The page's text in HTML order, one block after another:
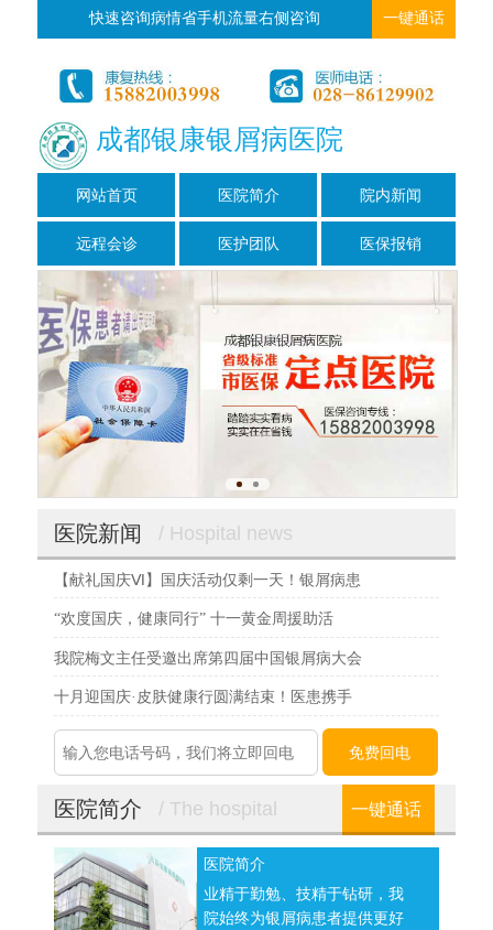
快速咨询病情省手机流量右侧咨询 一键通话
成都银康银屑病医院
网站首页 医院简介 院内新闻
远程会诊 医护团队 医保报销
医院新闻 / Hospital news
【献礼国庆Ⅵ】国庆活动仅剩一天！银屑病患
“欢度国庆，健康同行” 十一黄金周援助活
我院梅文主任受邀出席第四届中国银屑病大会
十月迎国庆·皮肤健康行圆满结束！医患携手
医院简介 / The hospital 一键通话
医院简介
业精于勤勉、技精于钻研，我
院始终为银屑病患者提供更好